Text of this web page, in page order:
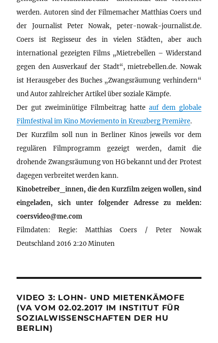
werden. Autoren sind der Filmemacher Matthias Coers und
der Journalist Peter Nowak, peter-nowak-journalist.de.
Coers ist Regisseur des in vielen Städten, aber auch
international gezeigten Films „Mietrebellen – Widerstand
gegen den Ausverkauf der Stadt“, mietrebellen.de. Nowak
ist Herausgeber des Buches „Zwangsräumung verhindern“
und Autor zahlreicher Artikel über soziale Kämpfe.
Der gut zweiminütige Filmbeitrag hatte auf dem globale
Filmfestival im Kino Moviemento in Kreuzberg Première.
Der Kurzfilm soll nun in Berliner Kinos jeweils vor dem
regulären Filmprogramm gezeigt werden, damit die
drohende Zwangsräumung von HG bekannt und der Protest
dagegen verbreitet werden kann.
Kinobetreiber_innen, die den Kurzfilm zeigen wollen, sind
eingeladen, sich unter folgender Adresse zu melden:
coersvideo@me.com
Filmdaten: Regie: Matthias Coers / Peter Nowak
Deutschland 2016 2:20 Minuten
VIDEO 3: LOHN- UND MIETENKÄMOFE
(VA VOM 02.02.2017 IM INSTITUT FÜR
SOZIALWISSENSCHAFTEN DER HU
BERLIN)